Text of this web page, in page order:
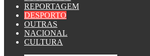
REPORTAGEM
DESPORTO
OUTRAS
NACIONAL
CULTURA